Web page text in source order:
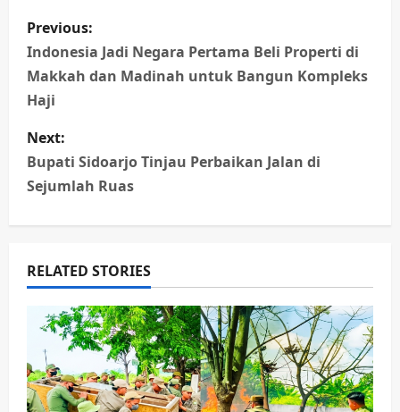
P
o
s
t
n
i
g
a
t
Previous:
Indonesia Jadi Negara Pertama Beli Properti di
Makkah dan Madinah untuk Bangun Kompleks
Haji
Next:
Bupati Sidoarjo Tinjau Perbaikan Jalan di
Sejumlah Ruas
RELATED STORIES